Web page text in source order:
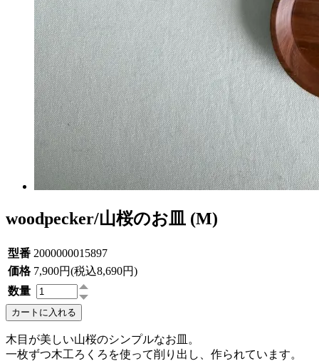
woodpecker/山桜のお皿 (M)
型番 2000000015897
価格 7,900円(税込8,690円)
数量
カートに入れる
木目が美しい山桜のシンプルなお皿。
一枚ずつ木工ろくろを使って削り出し、作られています。